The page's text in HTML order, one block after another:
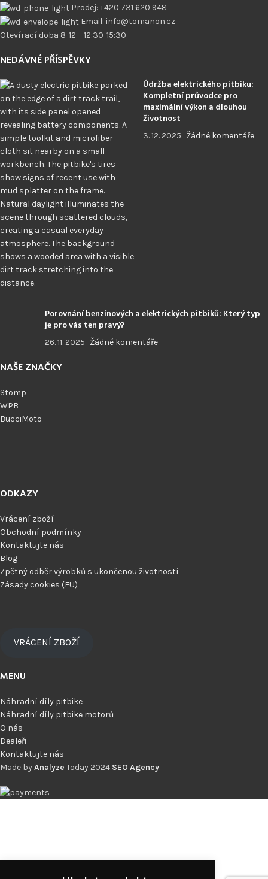
Prodej: +420 731 620 948
Email: info@tomanon.cz
Otevírací doba 8-12 – 12:30-15:30
NEDÁVNÉ PŘÍSPĚVKY
Údržba elektrického pitbiku:
Kompletní průvodce pro
maximální výkon a dlouhou
životnost
3. 12. 2025 Žádné komentáře
Porovnání benzínových a elektrických pitbiků: Který typ
je pro vás ten pravý?
26. 11. 2025 Žádné komentáře
NAŠE ZNAČKY
Stomp
WPB
BucciMoto
ODKAZY
Vrácení zboží
Obchodní podmínky
Kontaktujte nás
Blog
Zpětný odběr výrobků s ukončenou životností
Zásady cookies (EU)
VRÁCENÍ ZBOŽÍ
MENU
Náhradní díly pitbike
Náhradní díly pitbike motorů
O nás
Dealeři
Kontaktujte nás
Made byAnalyze Today 2024 SEO Agency.